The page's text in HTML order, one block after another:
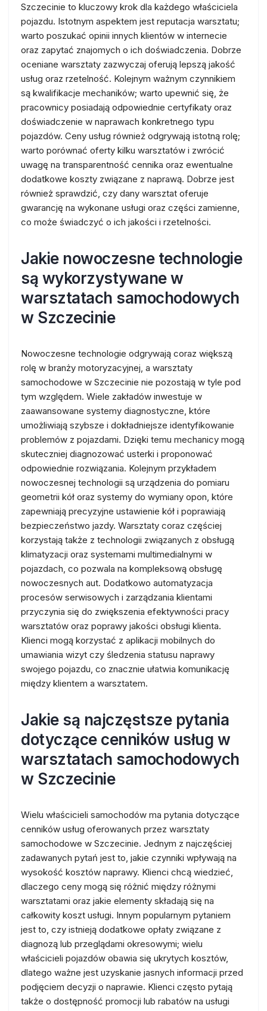
Szczecinie to kluczowy krok dla każdego właściciela
pojazdu. Istotnym aspektem jest reputacja warsztatu;
warto poszukać opinii innych klientów w internecie
oraz zapytać znajomych o ich doświadczenia. Dobrze
oceniane warsztaty zazwyczaj oferują lepszą jakość
usług oraz rzetelność. Kolejnym ważnym czynnikiem
są kwalifikacje mechaników; warto upewnić się, że
pracownicy posiadają odpowiednie certyfikaty oraz
doświadczenie w naprawach konkretnego typu
pojazdów. Ceny usług również odgrywają istotną rolę;
warto porównać oferty kilku warsztatów i zwrócić
uwagę na transparentność cennika oraz ewentualne
dodatkowe koszty związane z naprawą. Dobrze jest
również sprawdzić, czy dany warsztat oferuje
gwarancję na wykonane usługi oraz części zamienne,
co może świadczyć o ich jakości i rzetelności.
Jakie nowoczesne technologie
są wykorzystywane w
warsztatach samochodowych
w Szczecinie
Nowoczesne technologie odgrywają coraz większą
rolę w branży motoryzacyjnej, a warsztaty
samochodowe w Szczecinie nie pozostają w tyle pod
tym względem. Wiele zakładów inwestuje w
zaawansowane systemy diagnostyczne, które
umożliwiają szybsze i dokładniejsze identyfikowanie
problemów z pojazdami. Dzięki temu mechanicy mogą
skuteczniej diagnozować usterki i proponować
odpowiednie rozwiązania. Kolejnym przykładem
nowoczesnej technologii są urządzenia do pomiaru
geometrii kół oraz systemy do wymiany opon, które
zapewniają precyzyjne ustawienie kół i poprawiają
bezpieczeństwo jazdy. Warsztaty coraz częściej
korzystają także z technologii związanych z obsługą
klimatyzacji oraz systemami multimedialnymi w
pojazdach, co pozwala na kompleksową obsługę
nowoczesnych aut. Dodatkowo automatyzacja
procesów serwisowych i zarządzania klientami
przyczynia się do zwiększenia efektywności pracy
warsztatów oraz poprawy jakości obsługi klienta.
Klienci mogą korzystać z aplikacji mobilnych do
umawiania wizyt czy śledzenia statusu naprawy
swojego pojazdu, co znacznie ułatwia komunikację
między klientem a warsztatem.
Jakie są najczęstsze pytania
dotyczące cenników usług w
warsztatach samochodowych
w Szczecinie
Wielu właścicieli samochodów ma pytania dotyczące
cenników usług oferowanych przez warsztaty
samochodowe w Szczecinie. Jednym z najczęściej
zadawanych pytań jest to, jakie czynniki wpływają na
wysokość kosztów naprawy. Klienci chcą wiedzieć,
dlaczego ceny mogą się różnić między różnymi
warsztatami oraz jakie elementy składają się na
całkowity koszt usługi. Innym popularnym pytaniem
jest to, czy istnieją dodatkowe opłaty związane z
diagnozą lub przeglądami okresowymi; wielu
właścicieli pojazdów obawia się ukrytych kosztów,
dlatego ważne jest uzyskanie jasnych informacji przed
podjęciem decyzji o naprawie. Klienci często pytają
także o dostępność promocji lub rabatów na usługi